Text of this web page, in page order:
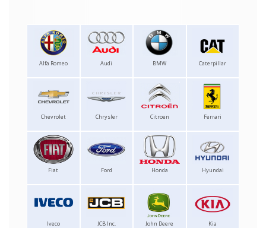
Alfa Romeo Audi BMW Caterpillar
Chevrolet Chrysler Citroen Ferrari
Fiat Ford Honda Hyundai
Iveco JCB Inc. John Deere Kia